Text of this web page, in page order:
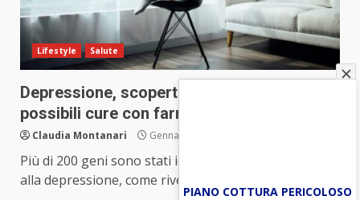
Lifestyle Salute
Depressione, scoperti oltre 200 geni:
possibili cure con farmaci già noti
Claudia Montanari Gennaio 14, 2024
Più di 200 geni sono stati identificati in associazione
alla depressione, come rivelato da uno studio di...
PIANO COTTURA PERICOLOSO